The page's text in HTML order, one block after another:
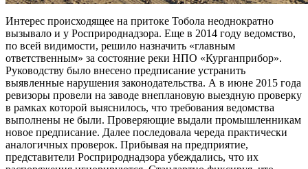
Интерес происходящее на притоке Тобола неоднократно
вызывало и у Росприроднадзора. Еще в 2014 году ведомство,
по всей видимости, решило назначить «главным
ответственным» за состояние реки НПО «Курганприбор».
Руководству было внесено предписание устранить
выявленные нарушения законодательства. А в июне 2015 года
ревизоры провели на заводе внеплановую выездную проверку
в рамках которой выяснилось, что требования ведомства
выполнены не были. Проверяющие выдали промышленникам
новое предписание. Далее последовала череда практически
аналогичных проверок. Прибывая на предприятие,
представители Росприроднадзора убеждались, что их